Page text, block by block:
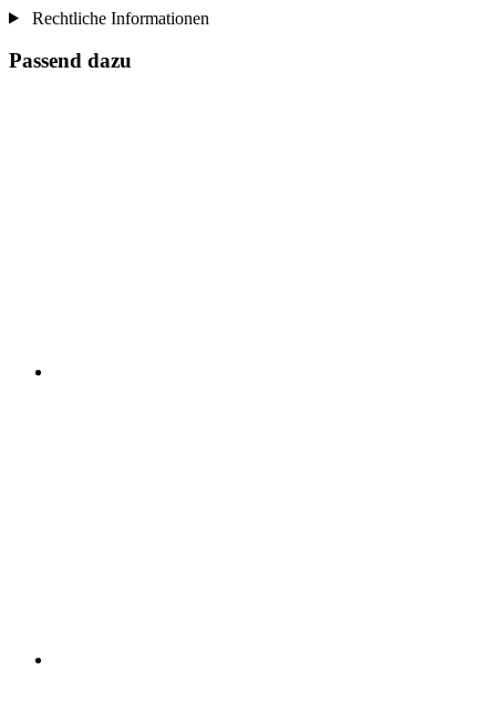
Rechtliche Informationen
Passend dazu